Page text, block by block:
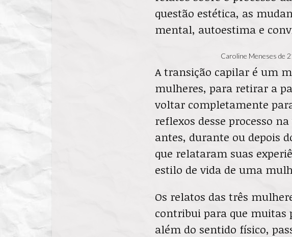
questão estética, as
mental, autoestima e
Caroline Meneses de
A transição capilar é um
mulheres, para retirar a
voltar completamente
reflexos desse processo
antes, durante ou depois
que relataram suas
estilo de vida de uma
Os relatos das três
contribui para que muitas
além do sentido físico,